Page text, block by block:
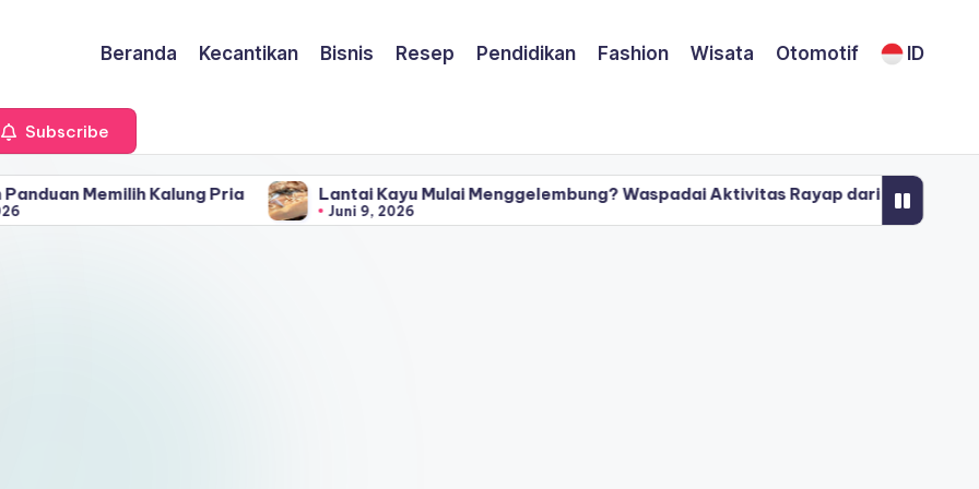
Beranda Kecantikan Bisnis Resep Pendidikan Fashion Wisata Otomotif ID
Subscribe
Kalung Pria Lantai Kayu Mulai Menggelembung? Waspadai Aktivitas Rayap dari Bawah Permukaan
Juni 9, 2026